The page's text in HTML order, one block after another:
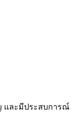
และมีประสบการณ์